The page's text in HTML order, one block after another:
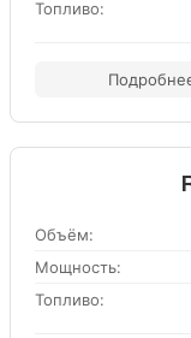
Топливо:
Объём:
Мощность:
Топливо: